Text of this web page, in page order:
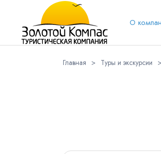
О
Главная > Туры и экскурсии >